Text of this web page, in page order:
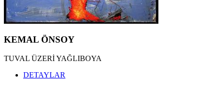
KEMAL ÖNSOY
TUVAL ÜZERİ YAĞLIBOYA
DETAYLAR